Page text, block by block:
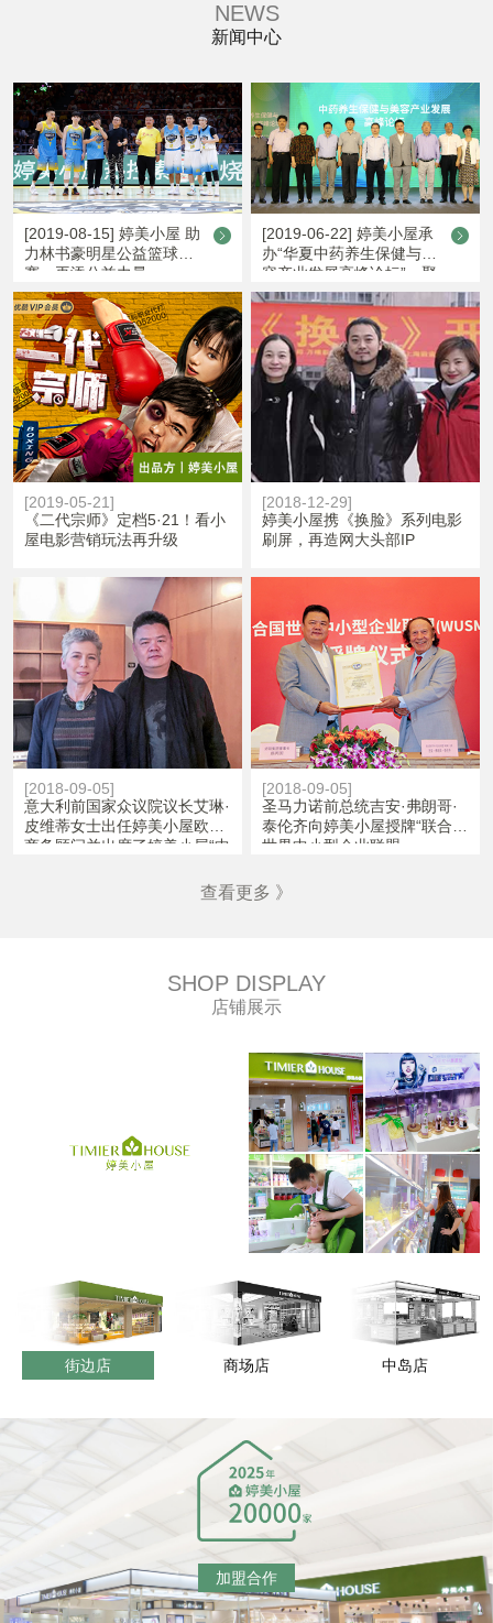
NEWS
新闻中心
[2019-08-15] 婷美小屋 助
力林书豪明星公益篮球
赛，再添公益力量
[2019-06-22] 婷美小屋承
办“华夏中药养生保健与美
容产业发展高峰论坛”，聚
焦大健康中医药产业
[2019-05-21]
《二代宗师》定档5·21！看小
屋电影营销玩法再升级
[2018-12-29]
婷美小屋携《换脸》系列电影
刷屏，再造网大头部IP
[2018-09-05]
意大利前国家众议院议长艾琳·
皮维蒂女士出任婷美小屋欧洲
商务顾问并出席了婷美小屋“中
[2018-09-05]
圣马力诺前总统吉安·弗朗哥·
泰伦齐向婷美小屋授牌“联合国
世界中小型企业联盟
查看更多 》
SHOP DISPLAY
店铺展示
街边店 商场店 中岛店
加盟合作